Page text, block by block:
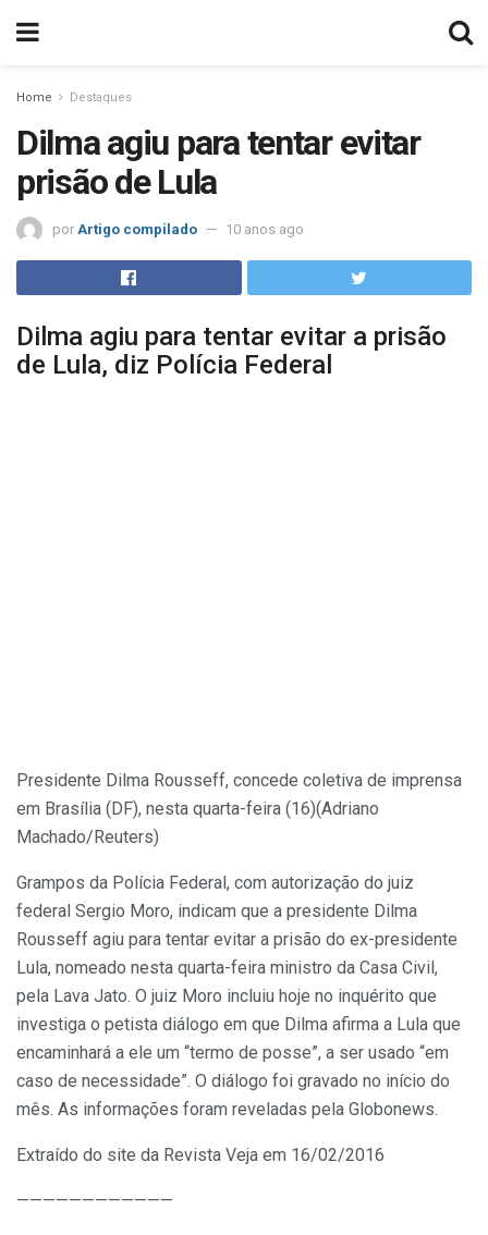
Home Destaques
Dilma agiu para tentar evitar
prisão de Lula
por Artigo compilado 10 anos ago
Dilma agiu para tentar evitar a prisão
de Lula, diz Polícia Federal
Presidente Dilma Rousseff, concede coletiva de imprensa
em Brasília (DF), nesta quarta-feira (16)(Adriano
Machado/Reuters)
Grampos da Polícia Federal, com autorização do juiz
federal Sergio Moro, indicam que a presidente Dilma
Rousseff agiu para tentar evitar a prisão do ex-presidente
Lula, nomeado nesta quarta-feira ministro da Casa Civil,
pela Lava Jato. O juiz Moro incluiu hoje no inquérito que
investiga o petista diálogo em que Dilma afirma a Lula que
encaminhará a ele um “termo de posse”, a ser usado “em
caso de necessidade”. O diálogo foi gravado no início do
mês. As informações foram reveladas pela Globonews.
Extraído do site da Revista Veja em 16/02/2016
————————————